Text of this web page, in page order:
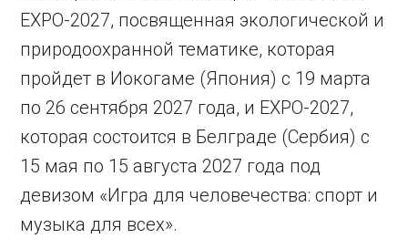
EXPO-2027, посвященная экологической и
природоохранной тематике, которая
пройдет в Иокогаме (Япония) с 19 марта
по 26 сентября 2027 года, и EXPO-2027,
которая состоится в Белграде (Сербия) с
15 мая по 15 августа 2027 года под
девизом «Игра для человечества: спорт и
музыка для всех».